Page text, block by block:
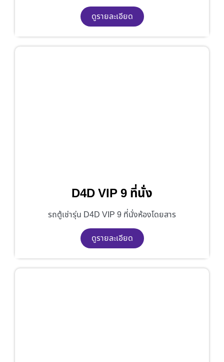
ดูรายละเอียด
D4D VIP 9 ที่นั่ง
รถตู้เช่ารุ่น D4D VIP 9 ที่นั่งห้องโดยสาร
ดูรายละเอียด